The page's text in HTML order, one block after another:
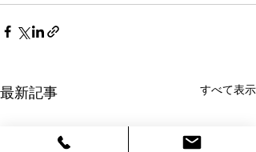
最新記事 すべて表示